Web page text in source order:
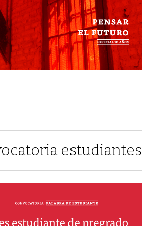
el sociólogo
ha estudiado cómo
de distintas edades, estratos
países imaginan su porvenir y
[…]
estudiantes